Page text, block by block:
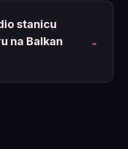
stanicu
na Balkan
⌄